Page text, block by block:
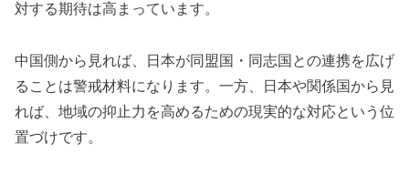
対する期待は高まっています。
中国側から見れば、日本が同盟国・同志国との連携を広げ
ることは警戒材料になります。一方、日本や関係国から見
れば、地域の抑止力を高めるための現実的な対応という位
置づけです。